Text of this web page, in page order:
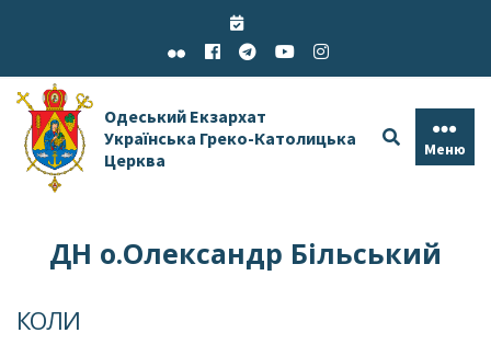
Одеський Екзархат
Українська Греко-Католицька
Церква
Меню
ДН о.Олександр Більський
КОЛИ